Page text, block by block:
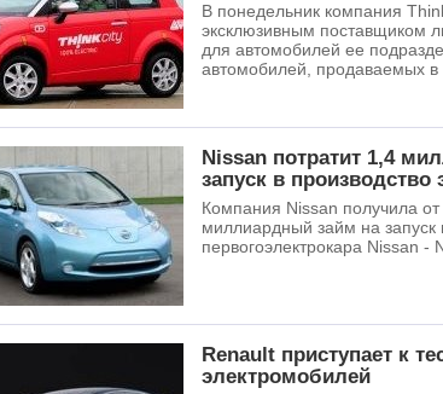
В понедельник компания
эксклюзивным поставщиком
для автомобилей ее
автомобилей, продаваемых в
Nissan потратит 1,4
запуск в производство
Компания Nissan получила
миллиардный займ на запуск
первогоэлектрокара Nissan -
Renault приступает к
электромобилей